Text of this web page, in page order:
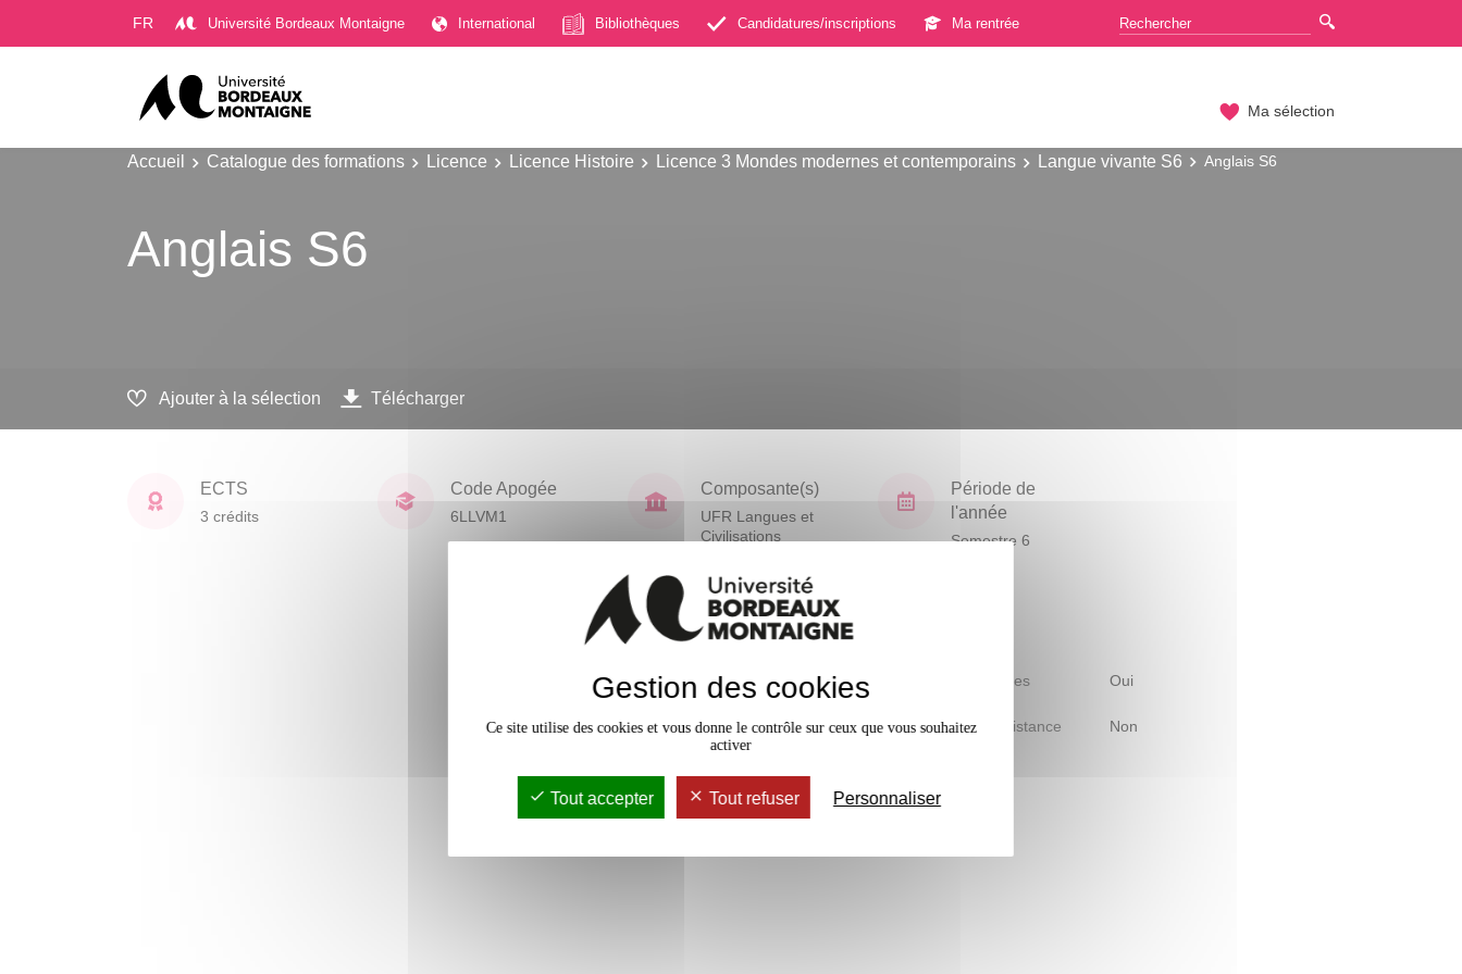
FR Université Bordeaux Montaigne International Bibliothèques Candidatures/inscriptions Ma rentrée
Ma sélection
Accueil Catalogue des formations Licence Licence Histoire Licence 3 Mondes modernes et contemporains Langue vivante S6 Anglais S6
Anglais S6
Ajouter à la sélection Télécharger
ECTS
3 crédits
Code Apogée
6LLVM1
Composante(s)
UFR Langues et
Civilisations
Période de
l'année
Semestre 6
Mobilité d'études Oui
Accessible à distance Non
Gestion des cookies
Ce site utilise des cookies et vous donne le contrôle sur ceux que vous souhaitez
activer
Tout accepter Tout refuser Personnaliser